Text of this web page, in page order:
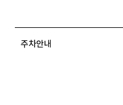
주차안내